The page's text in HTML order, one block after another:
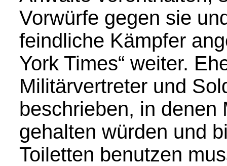
Vorwürfe gegen sie
feindliche Kämpfer
York Times“ weiter.
Militärvertreter und
beschrieben, in denen
gehalten würden und
Toiletten benutzen